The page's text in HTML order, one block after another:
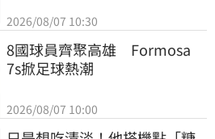
2026/08/07 10:30
8國球員齊聚高雄　Formosa
7s掀足球熱潮
2026/08/07 10:00